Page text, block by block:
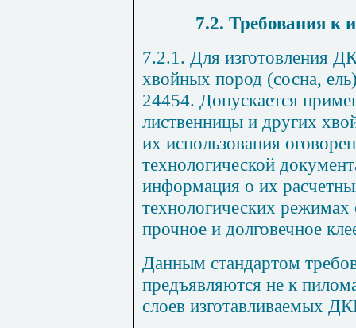
7.2. Требования к
7.2.1. Для изготовления
хвойных пород (сосна,
24454. Допускается
лиственницы и других
их использования
технологической
информация о их
технологических
прочное и долговечное
Данным стандартом
предъявляются не к
слоев изготавливаемых